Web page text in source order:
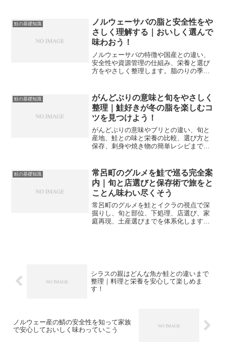
ラとの相性までまとめて整理します。食
べ方のイメージがはっきりしていきま
す。
鮭の基礎知識
ノルウェーサバの脂と安全性をや
さしく理解する｜おいしく選んで
味わおう！
ノルウェーサバの特徴や国産との違い、
安全性や資源管理の仕組み、栄養と選び
方をやさしく整理します。脂のりの季節
しておいしく楽しむための基礎ガイドで
す。
鮭の基礎知識
がんどぶりの意味と旬をやさしく
整理｜鮭好きが冬の脂を楽しむコ
ツを見つけよう！
がんどぶりの意味やブリとの違い、旬と
産地、鮭との味と栄養の比較、選び方と
保存、刺身や焼き物の簡単レシピまでを
人でも安心して使いこなせます。
鮭の基礎知識
常呂町のグルメを鮭で巡る完全案
内｜旬と店選びと保存術で旅をと
ことん味わい尽くそう
常呂町のグルメを鮭とイクラの視点で深
掘りし、旬と部位、下処理、店選び、家
庭再現、土産選びまでを体系化します。
シラスの親はどんな魚か鮭との違いまで
整理｜料理と栄養を安心して楽しめま
す！
ノルウェー産の鯖の安全性を知って家族
で安心しておいしく味わっていこう